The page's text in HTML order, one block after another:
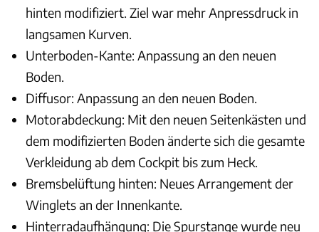
hinten modifiziert. Ziel war mehr Anpressdruck in
langsamen Kurven.
Unterboden-Kante: Anpassung an den neuen
Boden.
Diffusor: Anpassung an den neuen Boden.
Motorabdeckung: Mit den neuen Seitenkästen und
dem modifizierten Boden änderte sich die gesamte
Verkleidung ab dem Cockpit bis zum Heck.
Bremsbelüftung hinten: Neues Arrangement der
Winglets an der Innenkante.
Hinterradaufhängung: Die Spurstange wurde neu